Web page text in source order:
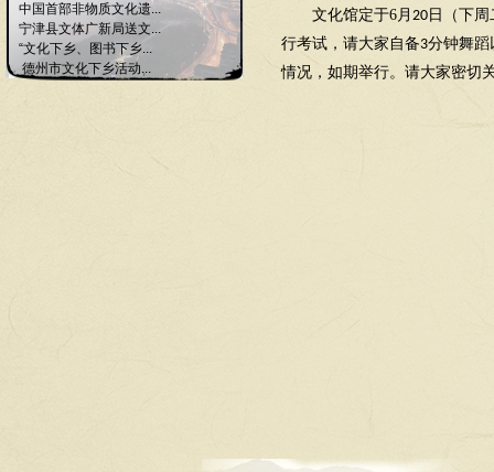
中国首部非物质文化遗...
宁津县文体广新局送文...
“文化下乡、图书下乡...
德州市文化下乡活动...
文化馆定于6月 20 日（下
行考试，请大家自备3分钟舞蹈
情况，如期举行。请大家密切